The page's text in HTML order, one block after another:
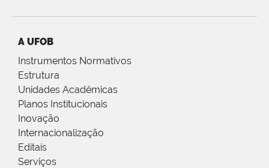
A UFOB
Instrumentos Normativos
Estrutura
Unidades Acadêmicas
Planos Institucionais
Inovação
Internacionalização
Editais
Serviços